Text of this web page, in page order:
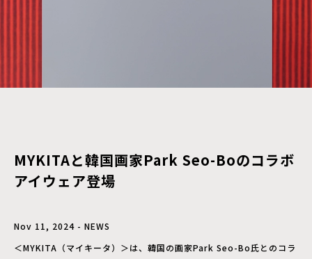
MYKITAと韓国画家Park Seo-Boのコラボ
アイウェア登場
Nov 11, 2024 - NEWS
＜MYKITA（マイキータ）＞は、韓国の画家Park Seo-Bo氏とのコラ